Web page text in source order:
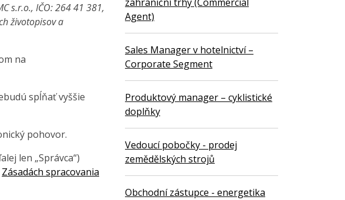
s.r.o., IČO: 264 41 381,
životopisov a
na
spĺňať vyššie
pohovor.
len „Správca“)
Zásadách spracovania
Agent)
Sales Manager v hotelnictví –
Corporate Segment
Produktový manager – cyklistické
doplňky
Vedoucí pobočky - prodej
zemědělských strojů
Obchodní zástupce - energetika